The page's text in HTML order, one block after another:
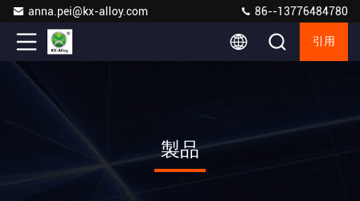
anna.pei@kx-alloy.com 86--13776484780
引用
製品